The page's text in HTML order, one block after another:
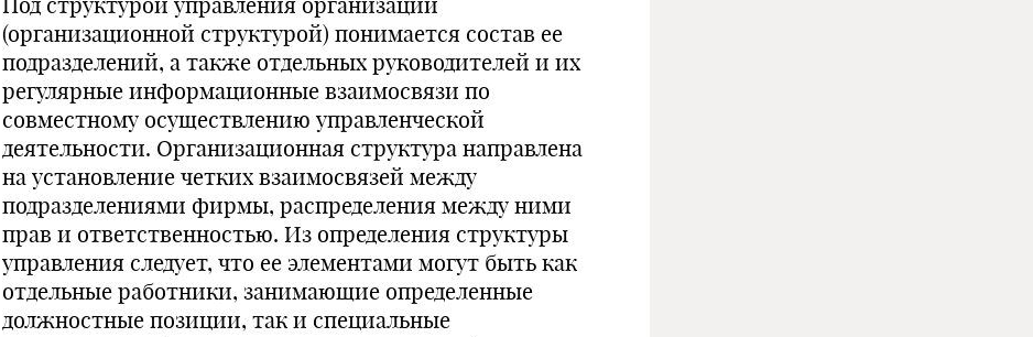
(организационной структурой) понимается состав ее
подразделений, а также отдельных руководителей и их
регулярные информационные взаимосвязи по
совместному осуществлению управленческой
деятельности. Организационная структура направлена
на установление четких взаимосвязей между
подразделениями фирмы, распределения между ними
прав и ответственностью. Из определения структуры
управления следует, что ее элементами могут быть как
отдельные работники, занимающие определенные
должностные позиции, так и специальные